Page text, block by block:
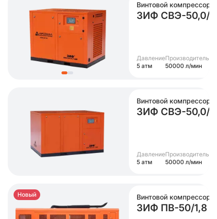
Винтовой компрессор
ЗИФ СВЭ-50,0/
Давление
5 атм
50000 л/мин
Винтовой компрессор
ЗИФ СВЭ-50,0/
Давление
5 атм
50000 л/мин
Новый Винтовой компрессор
ЗИФ ПВ-50/1,8